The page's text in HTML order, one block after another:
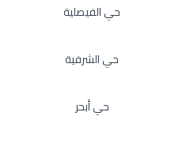
حي الفيصلية
حي الشرفية
حي أبحر